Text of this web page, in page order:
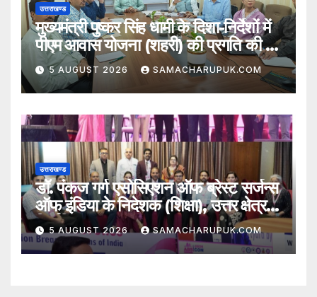
उत्तराखण्ड
मुख्यमंत्री पुष्कर सिंह धामी के दिशा-निर्देशों में
पीएम आवास योजना (शहरी) की प्रगति की हुई
समीक्षा
5 AUGUST 2026 SAMACHARUPUK.COM
उत्तराखण्ड
डॉ. पंकज गर्ग एसोसिएशन ऑफ ब्रेस्ट सर्जन्स
ऑफ इंडिया के निदेशक (शिक्षा), उत्तर क्षेत्र
निर्वाचित
5 AUGUST 2026 SAMACHARUPUK.COM